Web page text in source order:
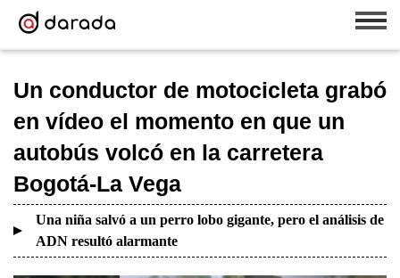
Un conductor de motocicleta grabó
en vídeo el momento en que un
autobús volcó en la carretera
Bogotá-La Vega
Una niña salvó a un perro lobo gigante, pero el análisis de
ADN resultó alarmante